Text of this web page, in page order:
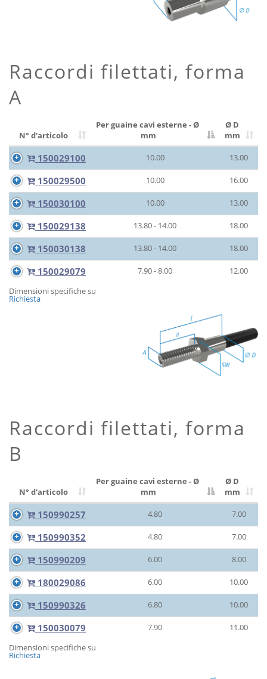
Raccordi filettati, forma
A
N° d'articolo
Per guaine cavi esterne - Ø
mm
Ø D
mm
150029100 10.00 13.00
150029500 10.00 16.00
150030100 10.00 13.00
150029138 13.80 - 14.00 18.00
150030138 13.80 - 14.00 18.00
150029079 7.90 - 8.00
12.00
Dimensioni specifiche su
Richiesta
Raccordi filettati, forma
B
N° d'articolo
Per guaine cavi esterne - Ø
mm
Ø D
mm
150990257 4.80 7.00
150990352 4.80 7.00
150990209 6.00 8.00
180029086 6.00 10.00
150990326 6.80 10.00
150030079 7.90
11.00
Dimensioni specifiche su
Richiesta